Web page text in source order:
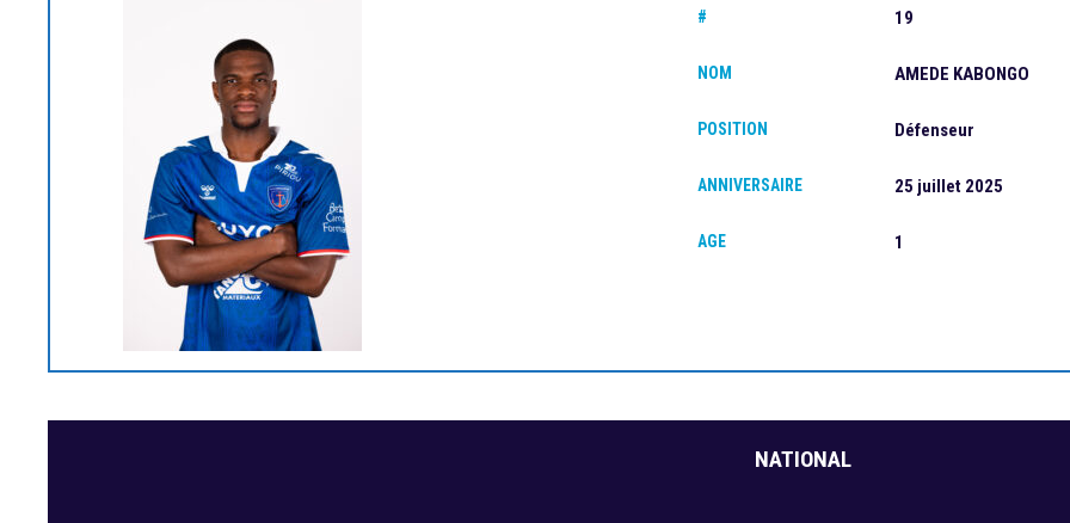
# 19
NOM AMEDE KABONGO
POSITION Défenseur
ANNIVERSAIRE 25 juillet 2025
AGE 1
NATIONAL